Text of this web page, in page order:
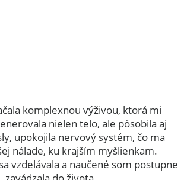
komplexnou výživou, ktorá mi
nielen telo, ale pôsobila aj
upokojila nervový systém, čo ma
nálade, ku krajším myšlienkam.
vzdelávala a naučené som postupne